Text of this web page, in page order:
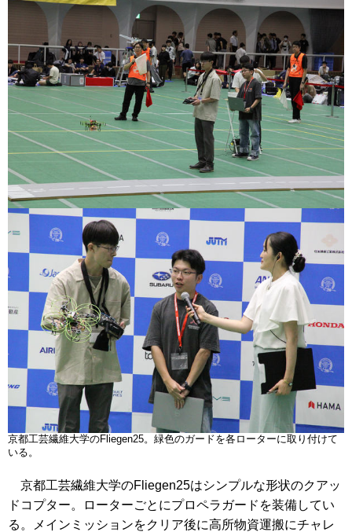
京都工芸繊維大学のFliegen25。緑色のガードを各ローターに取り付けて
いる。
京都工芸繊維大学のFliegen25はシンプルな形状のクアッ
ドコプター。ローターごとにプロペラガードを装備してい
る。メインミッションをクリア後に高所物資運搬にチャレ